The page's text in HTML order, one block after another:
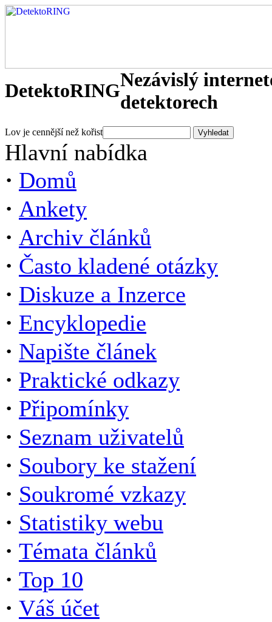
DetektoRINGNezávislý
detektorech
Lov je cennější než kořist
Hlavní nabídka
· Domů
· Ankety
· Archiv článků
· Často kladené otázky
· Diskuze a Inzerce
· Encyklopedie
· Napište článek
· Praktické odkazy
· Připomínky
· Seznam uživatelů
· Soubory ke stažení
· Soukromé vzkazy
· Statistiky webu
· Témata článků
· Top 10
· Váš účet